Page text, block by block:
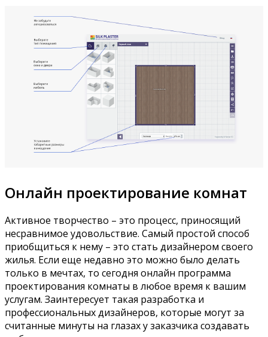
Онлайн проектирование комнат
Активное творчество – это процесс, приносящий
несравнимое удовольствие. Самый простой способ
приобщиться к нему – это стать дизайнером своего
жилья. Если еще недавно это можно было делать
только в мечтах, то сегодня онлайн программа
проектирования комнаты в любое время к вашим
услугам. Заинтересует такая разработка и
профессиональных дизайнеров, которые могут за
считанные минуты на глазах у заказчика создавать